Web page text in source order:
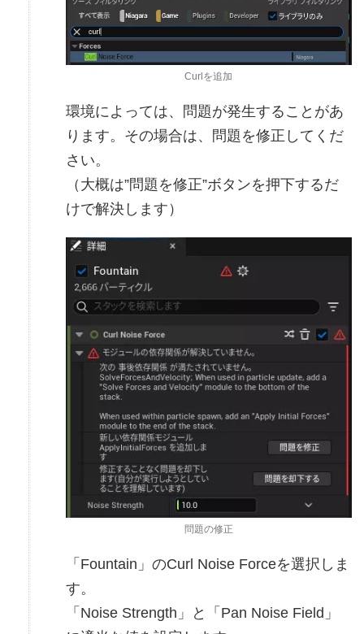
Curlを追加
環境によっては、問題が発生することがあ
ります。その場合は、問題を修正してくだ
さい。
（大概は”問題を修正”ボタンを押下するだ
けで解決します）
問題の修正
「Fountain」のCurl Noise Forceを選択しま
す。
「Noise Strength」と「Pan Noise Field」